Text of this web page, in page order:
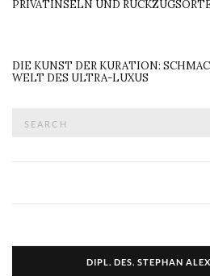
PRIVATINSELN UND
DIE KUNST DER KURATION:
WELT DES ULTRA-LUXUS
DIPL. DES. STEPHAN